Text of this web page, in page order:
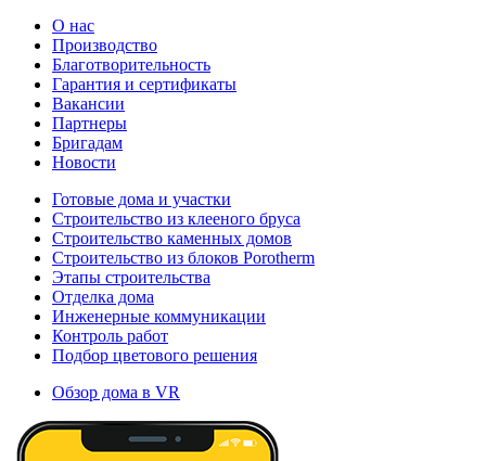
О нас
Производство
Благотворительность
Гарантия и сертификаты
Вакансии
Партнеры
Бригадам
Новости
Готовые дома и участки
Строительство из клееного бруса
Строительство каменных домов
Строительство из блоков Porotherm
Этапы строительства
Отделка дома
Инженерные коммуникации
Контроль работ
Подбор цветового решения
Обзор дома в VR